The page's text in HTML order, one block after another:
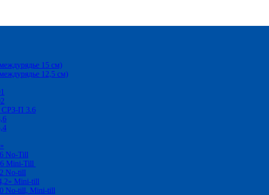
15 см)
12,5 см)
СРЗ-П 3.6
No-Till
Mini-Till
No-till
Mini-till
No-till, Mini-till